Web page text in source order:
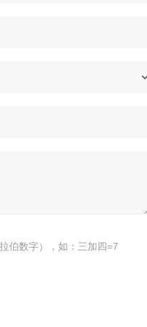
伯数字），如：三加四=7